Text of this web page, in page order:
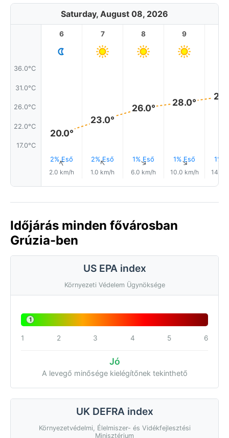
Saturday, August 08, 2026
36.0°C
31.0°C
26.0°C
22.0°C
17.0°C
6
20.0°
2% Eső
↑
2.0 km/h
7
23.0°
2% Eső
↑
1.0 km/h
8
26.0°
1% Eső
↑
6.0 km/h
9
28.0°
1% Eső
↑
10.0 km/h
1%
14.0
Időjárás minden fővárosban
Grúzia-ben
US EPA index
Környezeti Védelem Ügynöksége
1
1 2 3 4 5 6
Jó
A levegő minősége kielégítőnek tekinthető
UK DEFRA index
Környezetvédelmi, Élelmiszer- és Vidékfejlesztési
Minisztérium